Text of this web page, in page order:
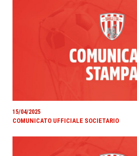
15/04/2025
COMUNICATO UFFICIALE SOCIETARIO